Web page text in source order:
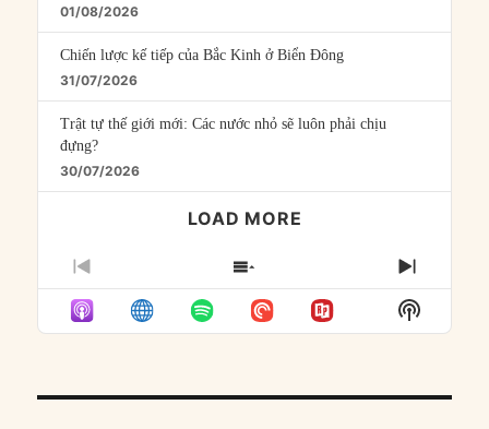
01/08/2026
Chiến lược kế tiếp của Bắc Kinh ở Biển Đông
31/07/2026
Trật tự thế giới mới: Các nước nhỏ sẽ luôn phải chịu
đựng?
30/07/2026
LOAD MORE
PREVIOUS
EPISODE
SHOW
EPISODES
LIST
NEXT
Show
Podcast